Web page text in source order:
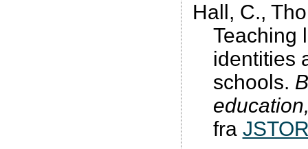
Hall, C.,
Teaching
identities
schools.
fra